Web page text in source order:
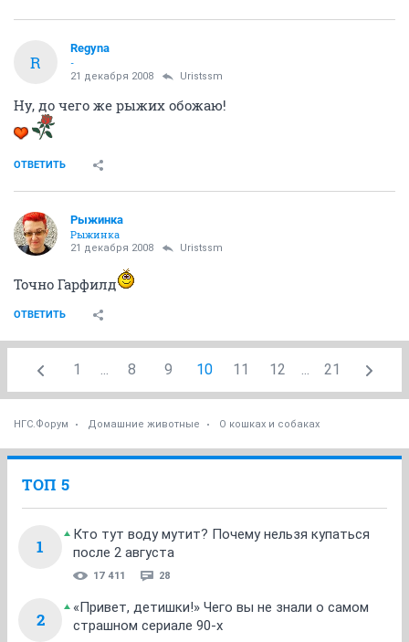
R
Regyna
-
21 декабря 2008 Uristssm
Ну, до чего же рыжих обожаю!
ОТВЕТИТЬ
Рыжинка
Рыжинка
21 декабря 2008 Uristssm
Точно Гарфилд
ОТВЕТИТЬ
1 ... 8 9 10 11 12 ... 21
НГС.Форум Домашние животные О кошках и собаках
ТОП 5
1
Кто тут воду мутит? Почему нельзя купаться
после 2 августа
17 411 28
2
«Привет, детишки!» Чего вы не знали о самом
страшном сериале 90-х